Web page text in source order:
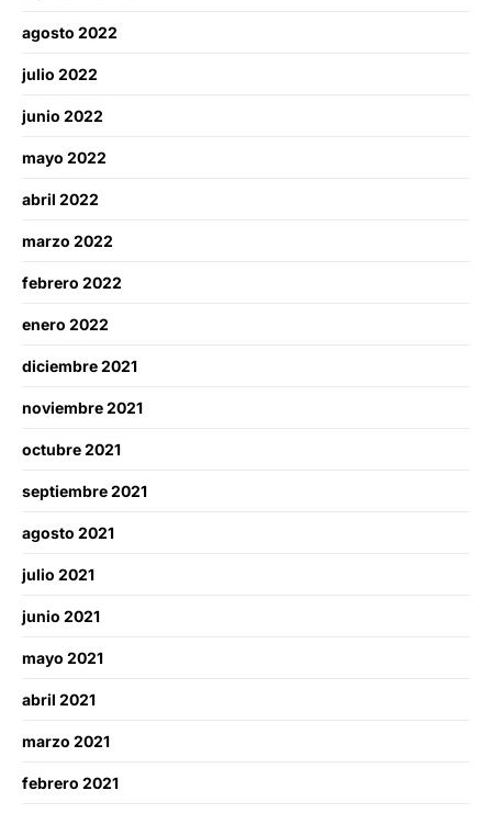
agosto 2022
julio 2022
junio 2022
mayo 2022
abril 2022
marzo 2022
febrero 2022
enero 2022
diciembre 2021
noviembre 2021
octubre 2021
septiembre 2021
agosto 2021
julio 2021
junio 2021
mayo 2021
abril 2021
marzo 2021
febrero 2021